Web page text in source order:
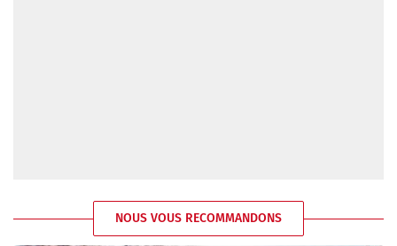
NOUS VOUS RECOMMANDONS